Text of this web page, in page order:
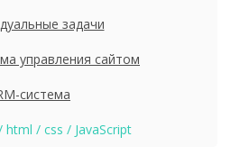
задачи
управления сайтом
система
/ css / JavaSсript